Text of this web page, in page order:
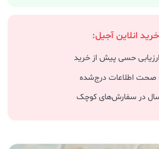
انلاین آجیل:
حسی پیش از خرید
صحت اطلاعات درج‌شده
در سفارش‌های کوچک